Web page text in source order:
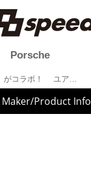
Porsche
「ID.Buzz」と『オビ＝ワン・ケノービ』がコラボ！ ユアン・マクレガーはVWのブランドアンバサダーに
Maker/Product Info